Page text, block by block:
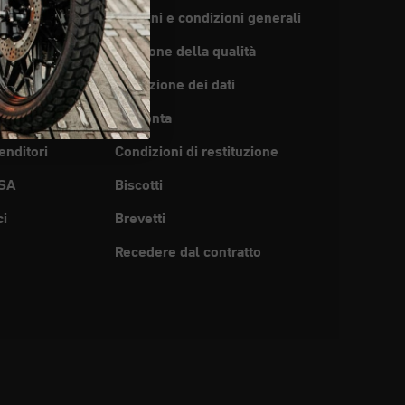
l'uso
concessionario
Termini e condizioni generali
Gestione della qualità
Protezione dei dati
Impronta
Condizioni di restituzione
Biscotti
Brevetti
Recedere dal contratto